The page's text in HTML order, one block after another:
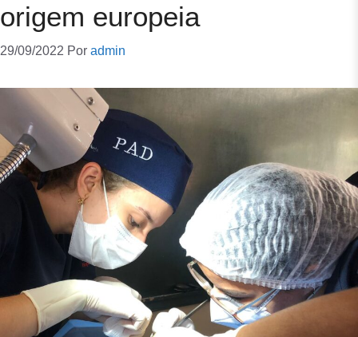
origem europeia
29/09/2022 Por admin